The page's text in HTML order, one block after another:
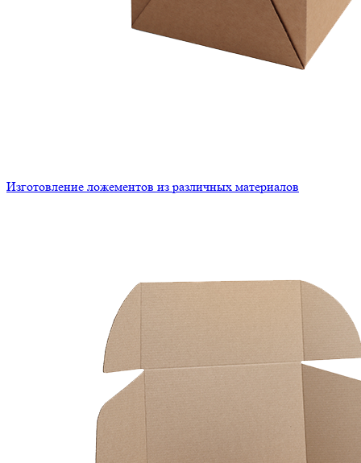
Изготовление ложементов из различных материалов